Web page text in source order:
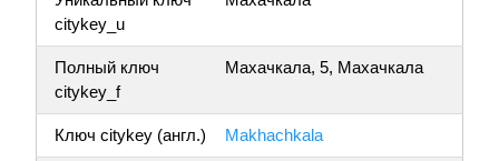
citykey_u
Полный ключ
citykey_f
Махачкала, 5, Махачкала
Ключ citykey (англ.) Makhachkala